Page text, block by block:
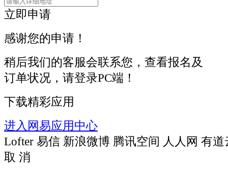
立即申请
感谢您的申请！
稍后我们的客服会联系您，查看报名及
订单状况，请登录PC端！
下载精彩应用
进入网易应用中心
Lofter 易信 新浪微博 腾讯空间 人人网 有道
取 消